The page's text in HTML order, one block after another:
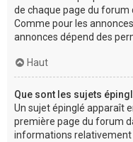
de chaque page du forum
Comme pour les
annonces dépend des
Haut
Que sont les sujets
Un sujet épinglé apparaît
première page du forum
informations